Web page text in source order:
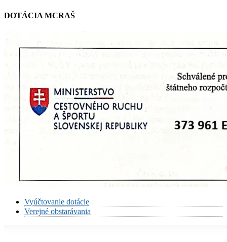
DOTÁCIA MCRAŠ
Vyúčtovanie dotácie
Verejné obstarávania